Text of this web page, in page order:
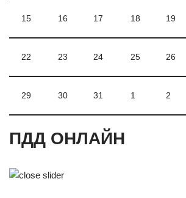
15 16 17 18 19
22 23 24 25 26
29 30 31 1 2
ПДД ОНЛАЙН